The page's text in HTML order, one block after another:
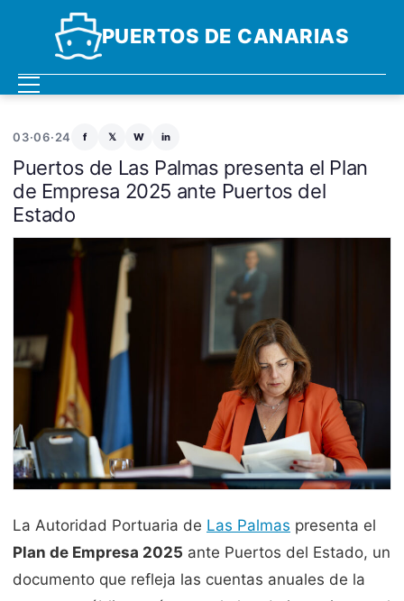
PUERTOS DE CANARIAS
03·06·24 f 𝕏 W in
Puertos de Las Palmas presenta el Plan
de Empresa 2025 ante Puertos del
Estado
La Autoridad Portuaria de Las Palmas presenta el
Plan de Empresa 2025 ante Puertos del Estado, un
documento que refleja las cuentas anuales de la